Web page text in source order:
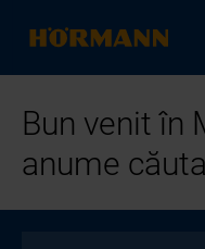
Bun venit în
anume